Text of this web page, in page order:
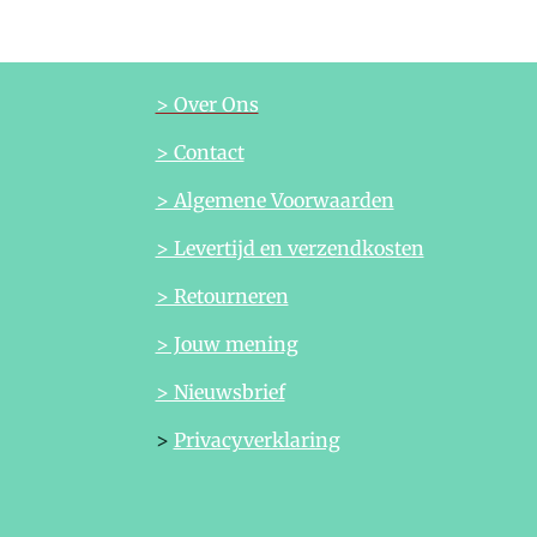
> Over Ons
> Contact
> Algemene Voorwaarden
> Levertijd en verzendkosten
> Retourneren
> Jouw mening
> Nieuwsbrief
> Privacyverklaring